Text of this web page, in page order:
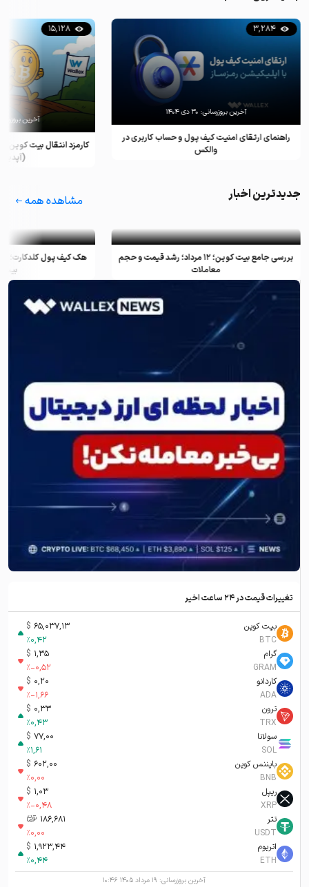
راهنمای ارتقای امنیت کیف پول و حساب کاربری در
والکس
3,284
آخرین بروزرسانی: ۳۰ دی ۱۴۰۴
کارمزد انتقال بیت کوین
(آپدیت
15,128
آخرین
جدیدترین اخبار مشاهده همه
بررسی جامع بیت کوین؛ ۱۲ مرداد؛ رشد قیمت و حجم
معاملات
بیت
تغییرات قیمت در ۲۴ ساعت اخیر
بیت کوین
BTC
65,037,13
$
%0,42
گرام
GRAM
1,35
$
%-0,52
کاردانو
ADA
0,20
$
%-1,66
ترون
TRX
0,33
$
%0,43
سولانا
SOL
77,00
$
%1,61
بایننس کوین
BNB
602,00
$
%0,00
ریپل
XRP
1,03
$
%-0,48
تتر
USDT
186,681 تومان-ء
%0,00
اتریوم
ETH
1,923,44
$
%0,44
آخرین بروزرسانی: ۱۹ مرداد ۱۴۰۵ ۱۰:۴۶